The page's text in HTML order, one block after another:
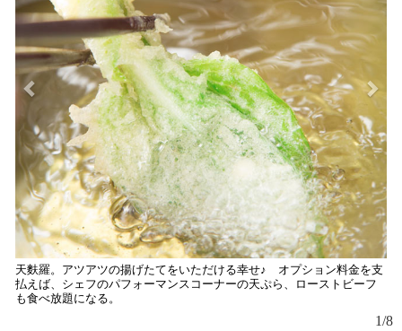
天麩羅。アツアツの揚げたてをいただける幸せ♪ オプション料金を支
払えば、シェフのパフォーマンスコーナーの天ぷら、ローストビーフ
も食べ放題になる。
1/8